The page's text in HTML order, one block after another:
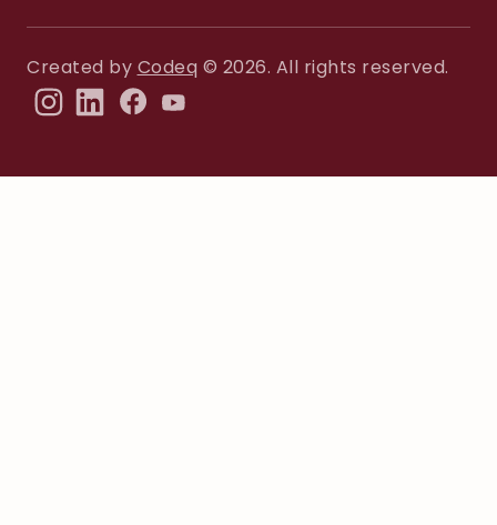
Created by Codeq © 2026. All rights reserved.